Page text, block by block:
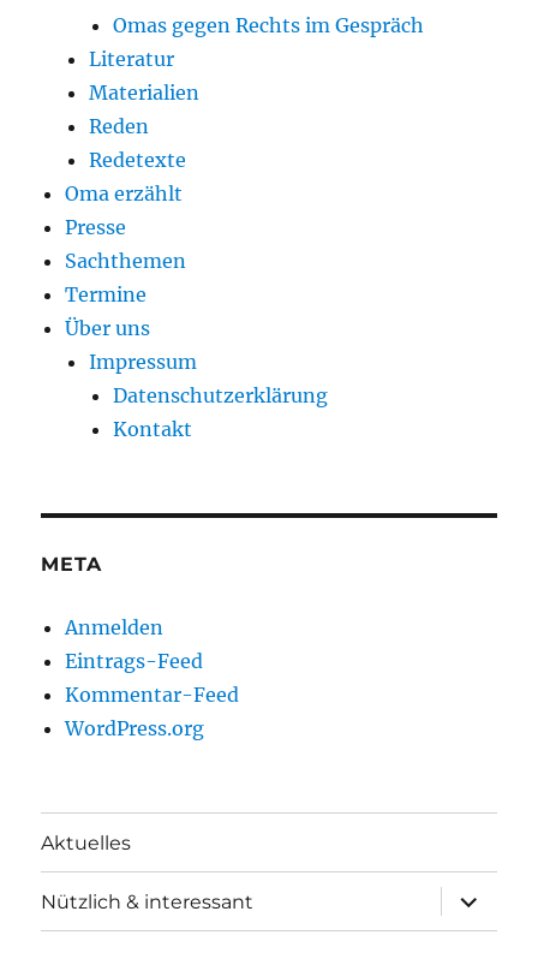
Omas gegen Rechts im Gespräch
Literatur
Materialien
Reden
Redetexte
Oma erzählt
Presse
Sachthemen
Termine
Über uns
Impressum
Datenschutzerklärung
Kontakt
META
Anmelden
Eintrags-Feed
Kommentar-Feed
WordPress.org
Aktuelles
Nützlich & interessant
anzeigen